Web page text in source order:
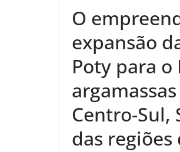
O
expansão
Poty para
Centro-Sul,
das regiões